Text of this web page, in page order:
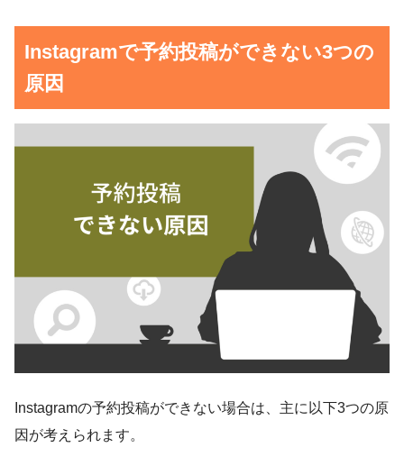
Instagramで予約投稿ができない3つの
原因
Instagramの予約投稿ができない場合は、主に以下3つの原
因が考えられます。